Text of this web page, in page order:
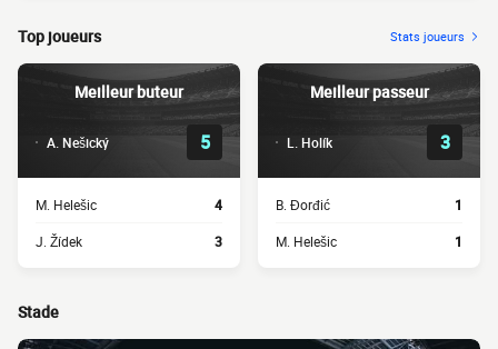
Top joueurs Stats joueurs
Meilleur buteur
A. Nešický 5
M. Helešic 4
J. Žídek 3
Meilleur passeur
L. Holík 3
B. Đorđić 1
M. Helešic 1
Stade